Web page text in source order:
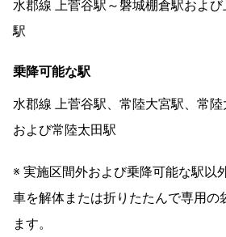
水郡線 上菅谷駅～磐城棚倉駅およ
駅
乗降可能な駅
水郡線 上菅谷駅、常陸大宮駅、常
および常陸太田駅
※ 実施区間外および乗降可能な駅以
車を解体または折りたたんで専用の
ます。